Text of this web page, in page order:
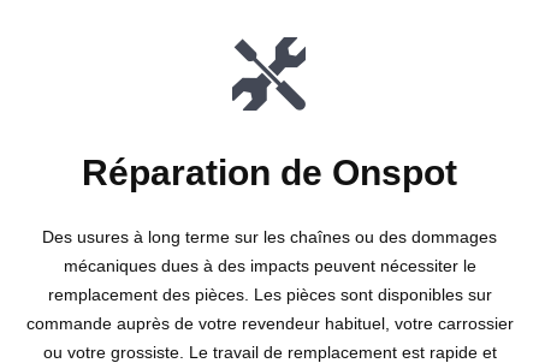
Réparation de Onspot
Des usures à long terme sur les chaînes ou des dommages
mécaniques dues à des impacts peuvent nécessiter le
remplacement des pièces. Les pièces sont disponibles sur
commande auprès de votre revendeur habituel, votre carrossier
ou votre grossiste. Le travail de remplacement est rapide et